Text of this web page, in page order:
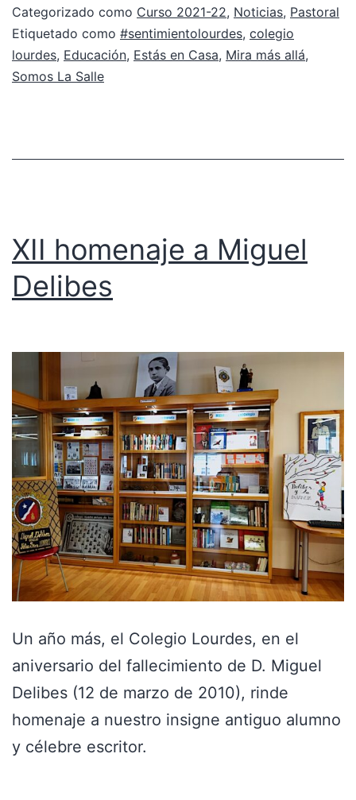
Categorizado como Curso 2021-22, Noticias, Pastoral
Etiquetado como #sentimientolourdes, colegio
lourdes, Educación, Estás en Casa, Mira más allá,
Somos La Salle
XII homenaje a Miguel
Delibes
Un año más, el Colegio Lourdes, en el
aniversario del fallecimiento de D. Miguel
Delibes (12 de marzo de 2010), rinde
homenaje a nuestro insigne antiguo alumno
y célebre escritor.